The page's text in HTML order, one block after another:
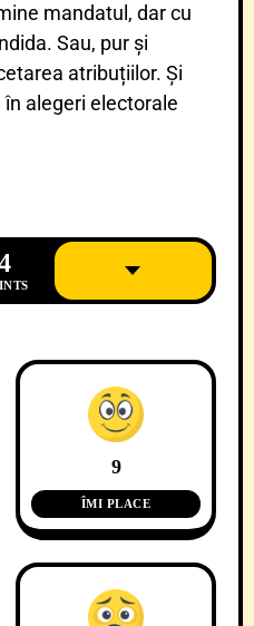
mandatul, dar cu
Sau, pur și
atribuțiilor. Și
alegeri electorale
9
ÎMI PLACE